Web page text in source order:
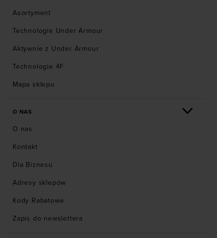
Asortyment
Technologie Under Armour
Aktywnie z Under Armour
Technologie 4F
Mapa sklepu
O NAS
O nas
Kontakt
Dla Biznesu
Adresy sklepów
Kody Rabatowe
Zapis do newslettera